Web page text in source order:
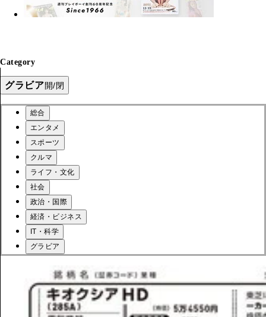
Category
グラビア開/閉
総合
エンタメ
スポーツ
クルマ
ライフ・文化
社会
政治・国際
経済・ビジネス
IT・科学
グラビア